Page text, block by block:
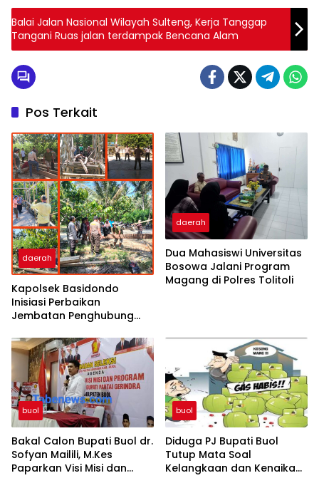
Balai Jalan Nasional Wilayah Sulteng, Kerja Tanggap
Tangani Ruas jalan terdampak Bencana Alam
Pos Terkait
daerah
Kapolsek Basidondo
Inisiasi Perbaikan
Jembatan Penghubung
Kayulompa
daerah
Dua Mahasiswi Universitas
Bosowa Jalani Program
Magang di Polres Tolitoli
buol
Bakal Calon Bupati Buol dr.
Sofyan Mailili, M.Kes
Paparkan Visi Misi dan
buol
Diduga PJ Bupati Buol
Tutup Mata Soal
Kelangkaan dan Kenaikan